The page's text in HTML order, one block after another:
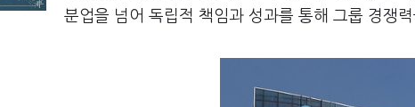
분업을 넘어 독립적 책임과 성과를 통해 그룹 경쟁